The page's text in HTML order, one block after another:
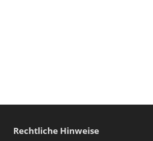
Rechtliche Hinweise